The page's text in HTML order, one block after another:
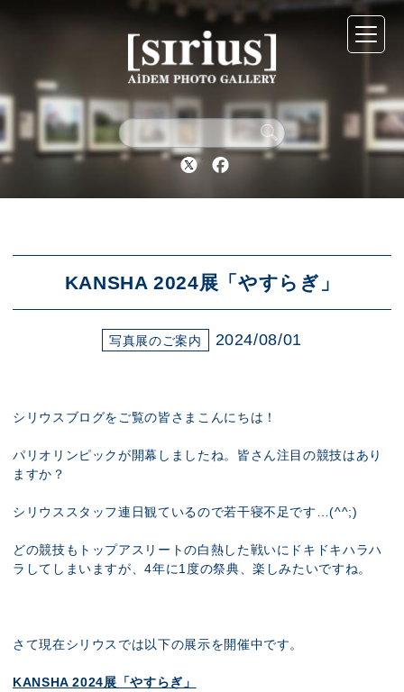
Twitter Facebook
KANSHA 2024展「やすらぎ」
写真展のご案内 2024/08/01
シリウスブログをご覧の皆さまこんにちは！
パリオリンピックが開幕しましたね。皆さん注目の競技はあり
ますか？
シリウススタッフ連日観ているので若干寝不足です…(^^;)
どの競技もトップアスリートの白熱した戦いにドキドキハラハ
ラしてしまいますが、4年に1度の祭典、楽しみたいですね。
さて現在シリウスでは以下の展示を開催中です。
KANSHA 2024展「やすらぎ」
シリウスについて
展示スケジュール
アクセス